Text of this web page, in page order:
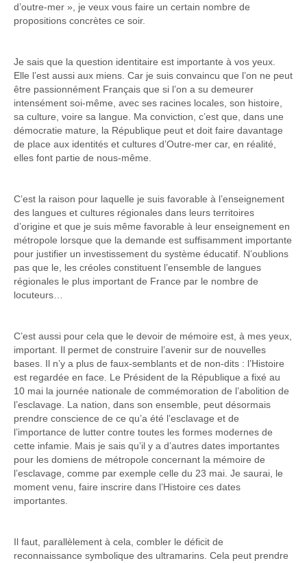
d’outre-mer », je veux vous faire un certain nombre de
propositions concrètes ce soir.
Je sais que la question identitaire est importante à vos yeux.
Elle l’est aussi aux miens. Car je suis convaincu que l’on ne peut
être passionnément Français que si l’on a su demeurer
intensément soi-même, avec ses racines locales, son histoire,
sa culture, voire sa langue. Ma conviction, c’est que, dans une
démocratie mature, la République peut et doit faire davantage
de place aux identités et cultures d’Outre-mer car, en réalité,
elles font partie de nous-même.
C’est la raison pour laquelle je suis favorable à l’enseignement
des langues et cultures régionales dans leurs territoires
d’origine et que je suis même favorable à leur enseignement en
métropole lorsque que la demande est suffisamment importante
pour justifier un investissement du système éducatif. N’oublions
pas que le, les créoles constituent l’ensemble de langues
régionales le plus important de France par le nombre de
locuteurs…
C’est aussi pour cela que le devoir de mémoire est, à mes yeux,
important. Il permet de construire l’avenir sur de nouvelles
bases. Il n’y a plus de faux-semblants et de non-dits : l’Histoire
est regardée en face. Le Président de la République a fixé au
10 mai la journée nationale de commémoration de l’abolition de
l’esclavage. La nation, dans son ensemble, peut désormais
prendre conscience de ce qu’a été l’esclavage et de
l’importance de lutter contre toutes les formes modernes de
cette infamie. Mais je sais qu’il y a d’autres dates importantes
pour les domiens de métropole concernant la mémoire de
l’esclavage, comme par exemple celle du 23 mai. Je saurai, le
moment venu, faire inscrire dans l’Histoire ces dates
importantes.
Il faut, parallèlement à cela, combler le déficit de
reconnaissance symbolique des ultramarins. Cela peut prendre